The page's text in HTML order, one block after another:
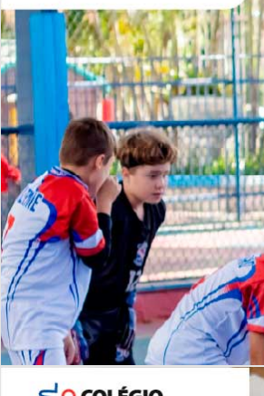
Desafios | Saiba mais
Lista de vídeos
NOSSOCANAL